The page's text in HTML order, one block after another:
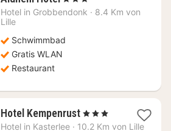
Nacht
€
Hotel in Grobbendonk · 8.4 Km von
Lille
Schwimmbad
Gratis WLAN
Restaurant
Hotel Kempenrust1
Nacht
, 3 Sterne
Hotel in Kasterlee · 10.2 Km von Lille